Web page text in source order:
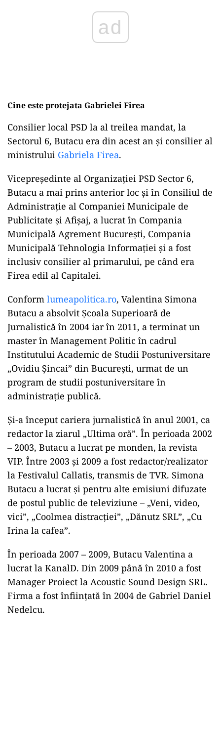
Cine este protejata Gabrielei Firea
Consilier local PSD la al treilea mandat, la
Sectorul 6, Butacu era din acest an și consilier al
ministrului Gabriela Firea.
Vicepreședinte al Organizației PSD Sector 6,
Butacu a mai prins anterior loc și în Consiliul de
Administrație al Companiei Municipale de
Publicitate și Afișaj, a lucrat în Compania
Municipală Agrement București, Compania
Municipală Tehnologia Informației și a fost
inclusiv consilier al primarului, pe când era
Firea edil al Capitalei.
Conform lumeapolitica.ro, Valentina Simona
Butacu a absolvit Școala Superioară de
Jurnalistică în 2004 iar în 2011, a terminat un
master în Management Politic în cadrul
Institutului Academic de Studii Postuniversitare
„Ovidiu Șincai” din București, urmat de un
program de studii postuniversitare în
administrație publică.
Și-a început cariera jurnalistică în anul 2001, ca
redactor la ziarul „Ultima oră”. În perioada 2002
– 2003, Butacu a lucrat pe monden, la revista
VIP. Între 2003 și 2009 a fost redactor/realizator
la Festivalul Callatis, transmis de TVR. Simona
Butacu a lucrat și pentru alte emisiuni difuzate
de postul public de televiziune – „Veni, video,
vici”, „Coolmea distracției”, „Dănutz SRL”, „Cu
Irina la cafea”.
În perioada 2007 – 2009, Butacu Valentina a
lucrat la KanalD. Din 2009 până în 2010 a fost
Manager Proiect la Acoustic Sound Design SRL.
Firma a fost înființată în 2004 de Gabriel Daniel
Nedelcu.